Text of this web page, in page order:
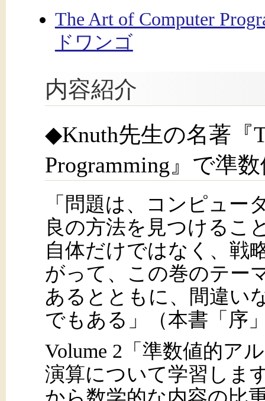
The Art of Computer
ドワンゴ
内容紹介
◆Knuth先生の名著『
Programming』で準
「問題は、コンピュー
良の方法を見つけるこ
自体だけではなく、戦
がって、この巻のテー
あるとともに、間違い
でもある」（本書「序
Volume 2「準数値的ア
演算について学習しま